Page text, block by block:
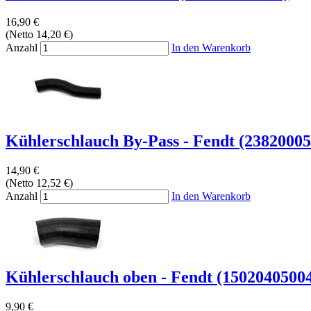
16,90 €
(Netto 14,20 €)
Anzahl
In den Warenkorb
Kühlerschlauch By-Pass - Fendt
14,90 €
(Netto 12,52 €)
Anzahl
In den Warenkorb
Kühlerschlauch oben - Fendt
9,90 €